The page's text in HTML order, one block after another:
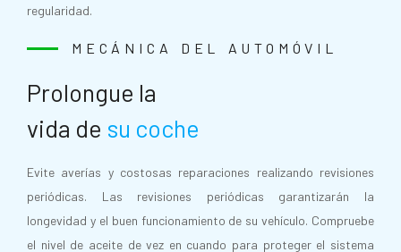
regularidad.
MECÁNICA DEL AUTOMÓVIL
Prolongue la
vida de su coche
Evite averías y costosas reparaciones realizando revisiones
periódicas. Las revisiones periódicas garantizarán la
longevidad y el buen funcionamiento de su vehículo. Compruebe
el nivel de aceite de vez en cuando para proteger el sistema